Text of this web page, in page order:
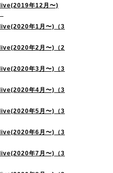
年12月〜)
年1月〜)（3
年2月〜)（2
年3月〜)（3
年4月〜)（3
年5月〜)（3
年6月〜)（3
年7月〜)（3